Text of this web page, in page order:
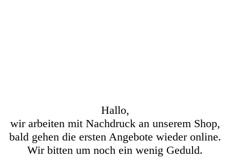
Hallo,
wir arbeiten mit Nachdruck an unserem Shop,
bald gehen die ersten Angebote wieder online.
Wir bitten um noch ein wenig Geduld.